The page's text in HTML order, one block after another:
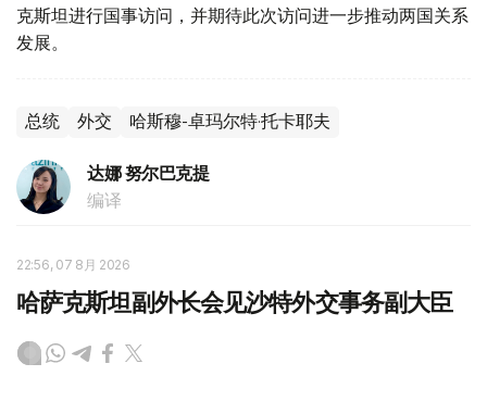
克斯坦进行国事访问，并期待此次访问进一步推动两国关系
发展。
总统 外交 哈斯穆-卓玛尔特·托卡耶夫
达娜 努尔巴克提
编译
22:56, 07 8月 2026
哈萨克斯坦副外长会见沙特外交事务副大臣